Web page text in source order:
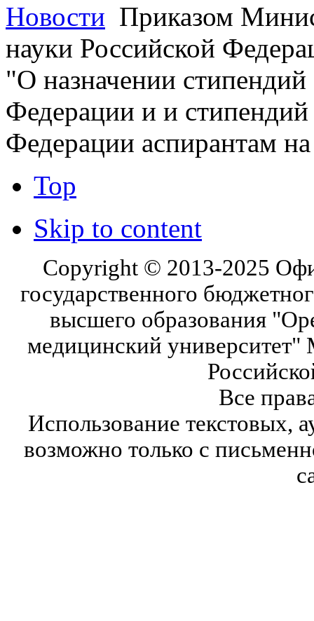
Новости Приказом
науки Российской
"О назначении
Федерации и и стипендий
Федерации аспирантам
Top
Skip to content
Copyright © 2013-2025
государственного
высшего образования
медицинский университет"
Все
Использование текстовых,
возможно только с